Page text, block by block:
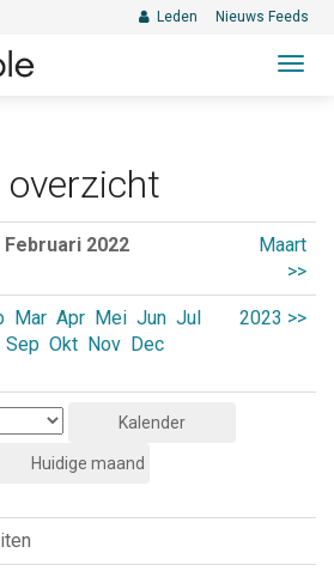
Leden Nieuws Feeds
Februari 2022
Maart
>>
Mar Apr Mei Jun Jul
Sep Okt Nov Dec
2023 >>